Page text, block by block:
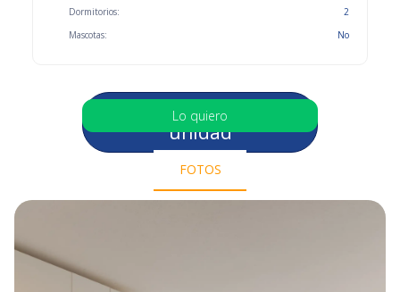
Dormitorios:
Mascotas:
2
No
Selecciona otra
unidad
Lo quiero
FOTOS